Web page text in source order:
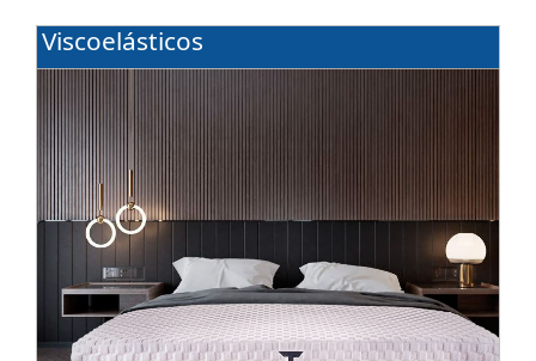
Viscoelásticos